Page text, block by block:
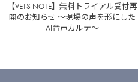
【VETS NOTE】無料トライアル受付再
開のお知らせ 〜現場の声を形にした
AI音声カルテ〜